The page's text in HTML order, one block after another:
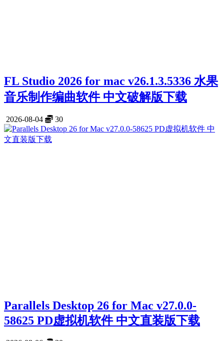
FL Studio 2026 for mac v26.1.3.5336 水果
音乐制作编曲软件 中文破解版下载
2026-08-04 30
Parallels Desktop 26 for Mac v27.0.0-
58625 PD虚拟机软件 中文直装版下载